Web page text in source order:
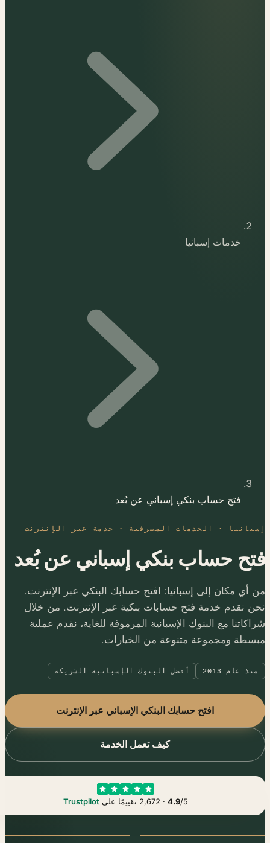
خدمات إسبانيا
فتح حساب بنكي إسباني عن بُعد
· الخدمات المصرفية · خدمة عبر الإنترنت
حساب بنكي إسباني عن بُعد
أي مكان إلى إسبانيا: افتح حسابك البنكي عبر الإنترنت.
نقدم خدمة فتح حسابات بنكية عبر الإنترنت. من خلال
مع البنوك الإسبانية المرموقة للغاية، نقدم عملية
ومجموعة متنوعة من الخيارات.
عام 2013 أفضل البنوك الإسبانية الشريكة
افتح حسابك البنكي الإسباني عبر الإنترنت
كيف تعمل الخدمة
4.9
Trustpilot